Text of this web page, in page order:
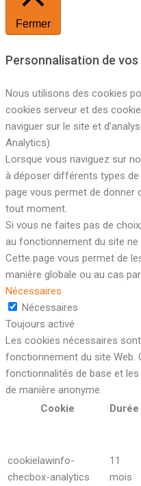
Fermer
Personnalisation de
Nous utilisons des cookies
cookies serveur et des
naviguer sur le site et
Analytics).
Lorsque vous naviguez sur
à déposer différents types
page vous permet de
tout moment.
Si vous ne faites pas de
au fonctionnement du site ne
Cette page vous permet de
manière globale ou au cas
Nécessaires
Nécessaires
Toujours activé
Les cookies nécessaires
fonctionnement du site Web.
fonctionnalités de base et
de manière anonyme.
Cookie
Durée
cookielawinfo-
checbox-analytics
11
mois